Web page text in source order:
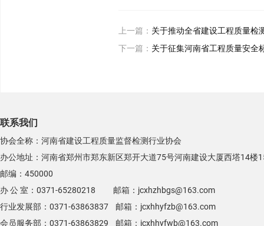
上一篇： 关于推动全省建设工程质量检
下一篇： 关于征集河南省工程质量安全
联系我们
协会全称：河南省建设工程质量监督检测行业协会
办公地址：河南省郑州市郑东新区郑开大道75号河南建设大厦西塔14楼
邮编：450000
办 公 室：0371-65280218 邮箱：jcxhzhbgs@163.com
行业发展部：0371-63863837 邮箱：jcxhhyfzb@163.com
会员服务部：0371-63863829 邮箱：jcxhhyfwb@163.com